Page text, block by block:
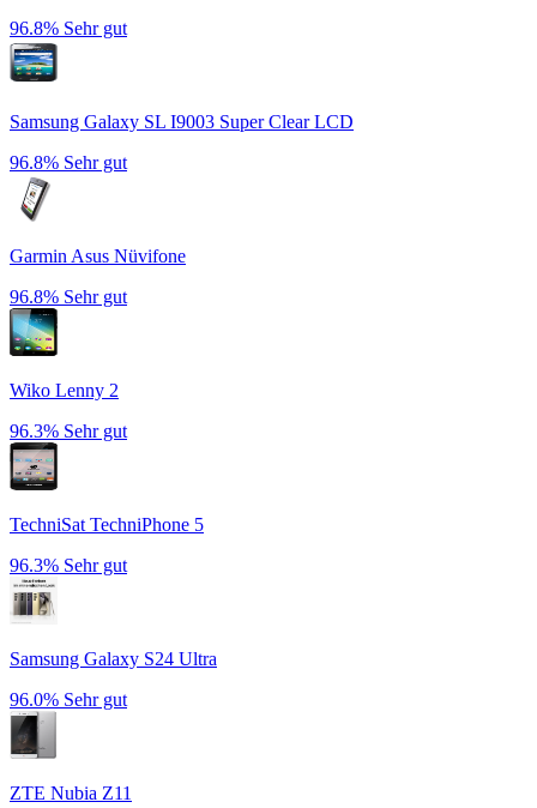
96.8% Sehr gut
Samsung Galaxy SL I9003 Super Clear LCD
96.8% Sehr gut
Garmin Asus Nüvifone
96.8% Sehr gut
Wiko Lenny 2
96.3% Sehr gut
TechniSat TechniPhone 5
96.3% Sehr gut
Samsung Galaxy S24 Ultra
96.0% Sehr gut
ZTE Nubia Z11